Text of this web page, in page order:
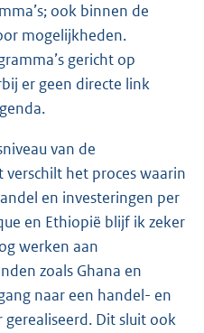
ook binnen de
mogelijkheden.
gericht op
er geen directe link
van de
het proces waarin
en investeringen per
en Ethiopië blijf ik zeker
werken aan
zoals Ghana en
naar een handel- en
Dit sluit ook